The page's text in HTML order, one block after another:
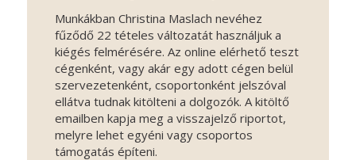
Munkákban Christina Maslach nevéhez
fűződő 22 tételes változatát használjuk a
kiégés felmérésére. Az online elérhető teszt
cégenként, vagy akár egy adott cégen belül
szervezetenként, csoportonként jelszóval
ellátva tudnak kitölteni a dolgozók. A kitöltő
emailben kapja meg a visszajelző riportot,
melyre lehet egyéni vagy csoportos
támogatás építeni.